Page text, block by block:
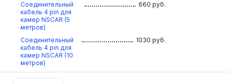
Соединительный
кабель 4 pin для
камер NSCAR (5
метров)
660 руб.
Соединительный
кабель 4 pin для
камер NSCAR (10
метров)
1030 руб.